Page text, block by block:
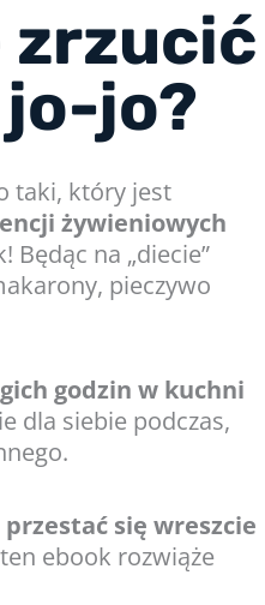
zrzucić
jo?
taki, który jest
żywieniowych
Będąc na „diecie”
pieczywo
godzin w kuchni
dla siebie podczas,
się wreszcie
ebook rozwiąże